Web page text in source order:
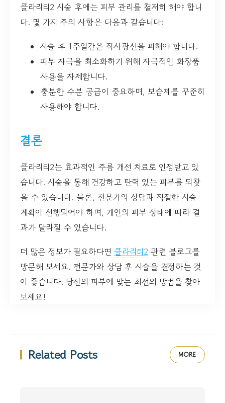
클라리티2 시술 후에는 피부 관리를 철저히 해야 합니
다. 몇 가지 주의 사항은 다음과 같습니다:
시술 후 1주일간은 직사광선을 피해야 합니다.
피부 자극을 최소화하기 위해 자극적인 화장품
사용을 자제합니다.
충분한 수분 공급이 중요하며, 보습제를 꾸준히
사용해야 합니다.
결론
클라리티2는 효과적인 주름 개선 치료로 인정받고 있
습니다. 시술을 통해 건강하고 탄력 있는 피부를 되찾
을 수 있습니다. 물론, 전문가의 상담과 적절한 시술
계획이 선행되어야 하며, 개인의 피부 상태에 따라 결
과가 달라질 수 있습니다.
더 많은 정보가 필요하다면 클라리티2 관련 블로그를
방문해 보세요. 전문가와 상담 후 시술을 결정하는 것
이 좋습니다. 당신의 피부에 맞는 최선의 방법을 찾아
보세요!
Related Posts MORE